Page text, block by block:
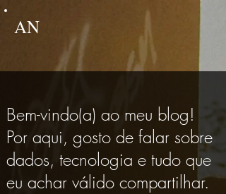
AN
Bem-vindo(a) ao meu blog!
Por aqui, gosto de falar sobre
dados, tecnologia e tudo que
eu achar válido compartilhar.